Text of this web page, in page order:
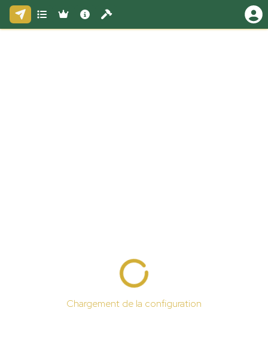
Chargement de la configuration